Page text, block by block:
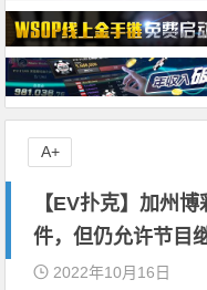
【EV扑克】加州
件，但仍允许节目
2022年10月16日
A+